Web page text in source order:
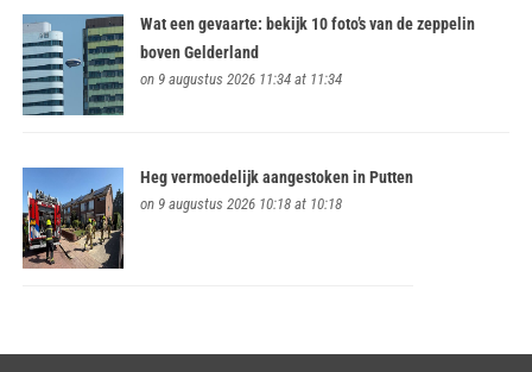
Wat een gevaarte: bekijk 10 foto’s van de zeppelin
boven Gelderland
on 9 augustus 2026 11:34 at 11:34
Heg vermoedelijk aangestoken in Putten
on 9 augustus 2026 10:18 at 10:18